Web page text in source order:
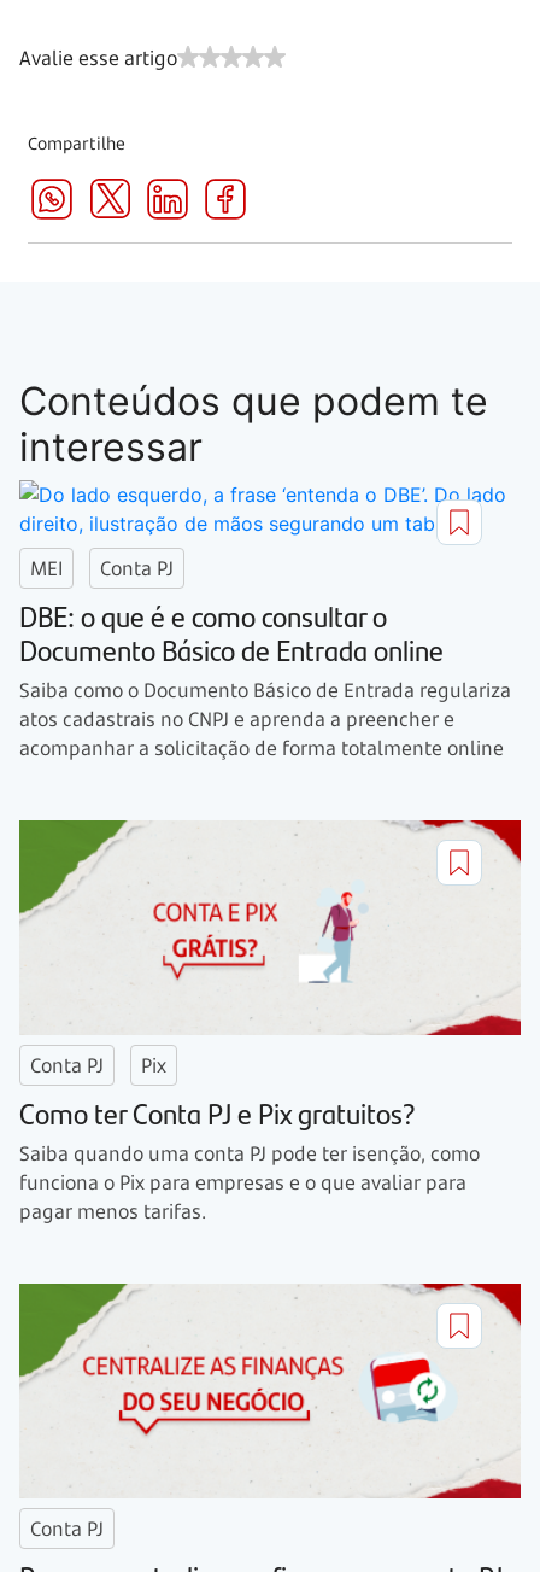
Avalie esse artigo
Compartilhe
Conteúdos que podem te
interessar
MEI Conta PJ
DBE: o que é e como consultar o
Documento Básico de Entrada online
Saiba como o Documento Básico de Entrada regulariza
atos cadastrais no CNPJ e aprenda a preencher e
acompanhar a solicitação de forma totalmente online
Conta PJ Pix
Como ter Conta PJ e Pix gratuitos?
Saiba quando uma conta PJ pode ter isenção, como
funciona o Pix para empresas e o que avaliar para
pagar menos tarifas.
Conta PJ